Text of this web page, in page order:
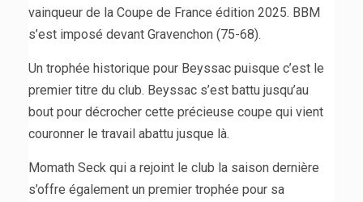
vainqueur de la Coupe de France édition 2025. BBM
s’est imposé devant Gravenchon (75-68).
Un trophée historique pour Beyssac puisque c’est le
premier titre du club. Beyssac s’est battu jusqu’au
bout pour décrocher cette précieuse coupe qui vient
couronner le travail abattu jusque là.
Momath Seck qui a rejoint le club la saison dernière
s’offre également un premier trophée pour sa